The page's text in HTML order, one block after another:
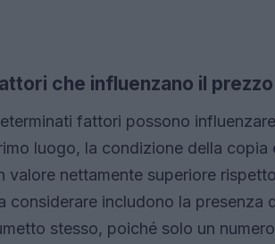
che influenzano il prezzo
fattori possono
luogo, la condizione della copia
valore nettamente superiore
considerare includono la presenza
stesso, poiché solo un